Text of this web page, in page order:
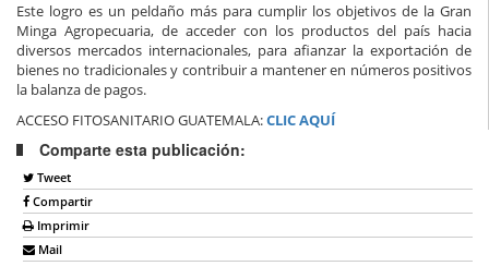
Este logro es un peldaño más para cumplir los objetivos de la Gran
Minga Agropecuaria, de acceder con los productos del país hacia
diversos mercados internacionales, para afianzar la exportación de
bienes no tradicionales y contribuir a mantener en números positivos
la balanza de pagos.
ACCESO FITOSANITARIO GUATEMALA:CLIC AQUÍ
Comparte esta publicación:
Tweet
Compartir
Imprimir
Mail